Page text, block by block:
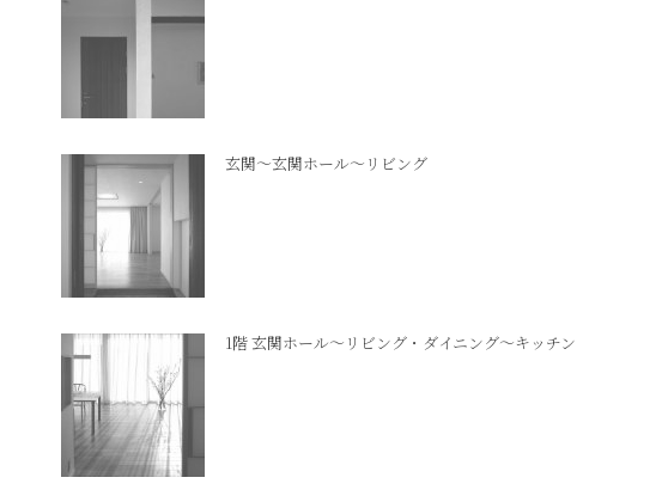
玄関～玄関ホール～リビング
1階 玄関ホール～リビング・ダイニング～キッチン